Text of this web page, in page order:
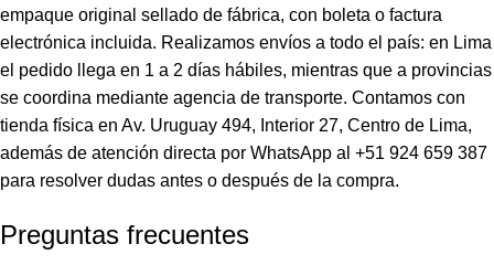
empaque original sellado de fábrica, con boleta o factura
electrónica incluida. Realizamos envíos a todo el país: en Lima
el pedido llega en 1 a 2 días hábiles, mientras que a provincias
se coordina mediante agencia de transporte. Contamos con
tienda física en Av. Uruguay 494, Interior 27, Centro de Lima,
además de atención directa por WhatsApp al +51 924 659 387
para resolver dudas antes o después de la compra.
Preguntas frecuentes